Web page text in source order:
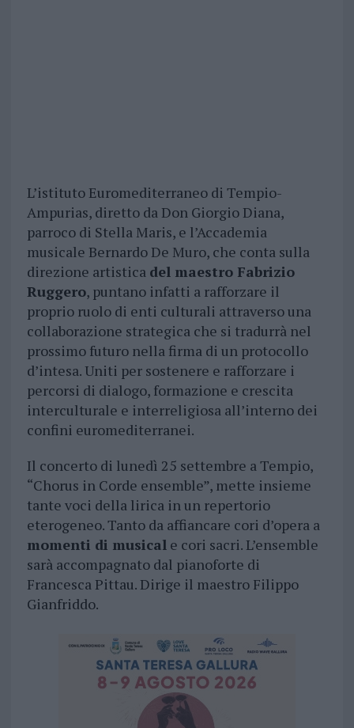
L’istituto Euromediterraneo di Tempio-
Ampurias, diretto da Don Giorgio Diana,
parroco di Stella Maris, e l’Accademia
musicale Bernardo De Muro, che conta sulla
direzione artistica del maestro Fabrizio
Ruggero, puntano infatti a rafforzare il
proprio ruolo di enti culturali attraverso una
collaborazione strategica che si tradurrà nel
prossimo futuro nella firma di un protocollo
d’intesa. Uniti per sostenere e rafforzare i
percorsi di dialogo, formazione e crescita
interculturale e interreligiosa all’interno dei
confini euromediterranei.
Il concerto di lunedì 25 settembre a Tempio,
“Chorus in Corde ensemble”, mette insieme
tante voci della lirica in un repertorio
eterogeneo. Tanto da affiancare cori d’opera a
momenti di musicale cori sacri. L’ensemble
sarà accompagnato dal pianoforte di
Francesca Pittau. Dirige il maestro Filippo
Gianfriddo.